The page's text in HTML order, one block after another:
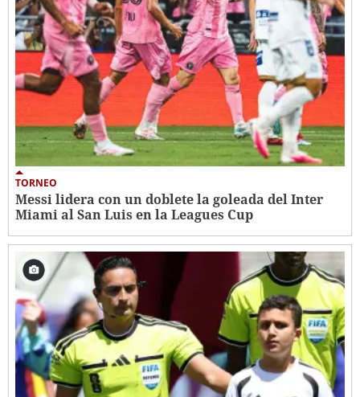
TORNEO
Messi lidera con un doblete la goleada del Inter
Miami al San Luis en la Leagues Cup